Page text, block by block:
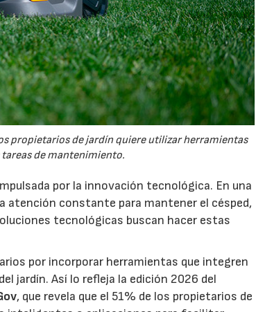
propietarios de jardín quiere utilizar herramientas
de mantenimiento.
por la innovación tecnológica. En una
atención constante para mantener el césped,
tecnológicas buscan hacer estas
por incorporar herramientas que integren
jardín. Así lo refleja la edición 2026 del
, que revela que el 51% de los propietarios de